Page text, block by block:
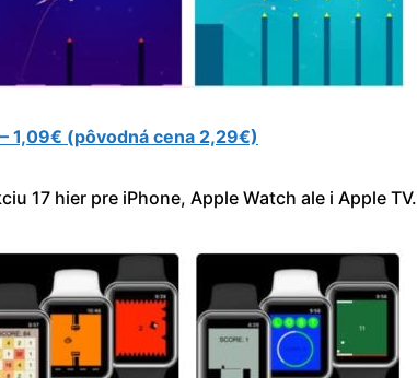
1,09€ (pôvodná cena 2,29€)
17 hier pre iPhone, Apple Watch ale i Apple TV.